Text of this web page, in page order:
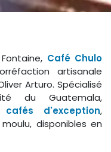
Café Chulo
artisanale
Arturo. Spécialisé
du Guatemala,
cafés d'exception,
disponibles en